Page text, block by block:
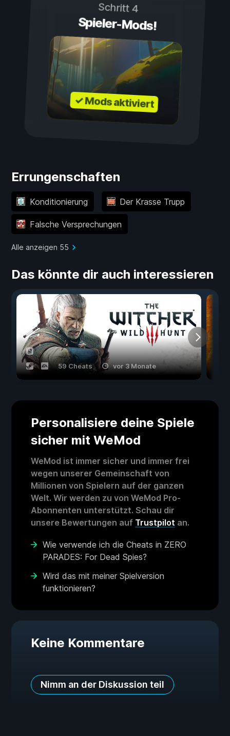
Schritt 4
Spieler-Mods!
✓ Mods aktiviert
Errungenschaften
Konditionierung Der Krasse Trupp
Falsche Versprechungen
Alle anzeigen 55
Das könnte dir auch interessieren
59 Cheats vor 3 Monate
Personalisiere deine Spiele
sicher mit WeMod
WeMod ist immer sicher und immer frei
wegen unserer Gemeinschaft von
Millionen von Spielern auf der ganzen
Welt. Wir werden zu von WeMod Pro-
Abonnenten unterstützt. Schau dir
unsere Bewertungen auf Trustpilot an.
Wie verwende ich die Cheats in ZERO
PARADES: For Dead Spies?
Wird das mit meiner Spielversion
funktionieren?
Keine Kommentare
Nimm an der Diskussion teil